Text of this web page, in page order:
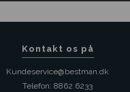
Kontakt os på
Kundeservice@bestman.dk
Telefon: 8862 6233